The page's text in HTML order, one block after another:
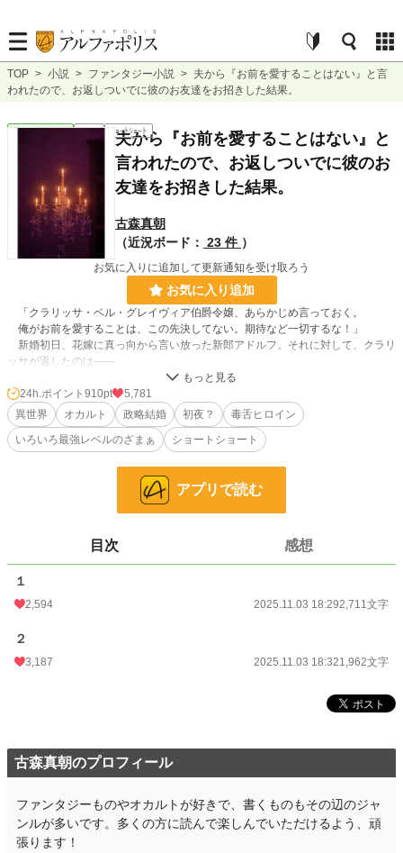
TOP > 小説 > ファンタジー小説 > 夫から『お前を愛することはない』と言
われたので、お返しついでに彼のお友達をお招きした結果。
ファンタジー 完結 ｼｮｰﾄｼｮｰﾄ
夫から『お前を愛することはない』と
言われたので、お返しついでに彼のお
友達をお招きした結果。
古森真朝
（近況ボード： 23 件 ）
お気に入りに追加して更新通知を受け取ろう
お気に入り追加
「クラリッサ・ベル・グレイヴィア伯爵令嬢、あらかじめ言っておく。
俺がお前を愛することは、この先決してない。期待など一切するな！」
新婚初日、花嫁に真っ向から言い放った新郎アドルフ。それに対して、クラリ
ッサが返したのは――
※ぬるいですがホラー要素があります。苦手な方はご注意ください。
小説 1,422 位 / 228,589 件
243 位 / 53,248 件
910 pt
文字数
更新日時
初回公開日時
初回完結日時
年間ポイント 1,748,002 pt (183 位)
24h.ポイント 910pt
5,781
異世界
オカルト 政略結婚 初夜？
毒舌ヒロイン
いろいろ最強レベルのざまぁ
ショートショート
アプリで読む
目次 感想
１
2,594 2025.11.03 18:292,711文字
２
3,187 2025.11.03 18:321,962文字
古森真朝のプロフィール
ファンタジーものやオカルトが好きで、書くものもその辺のジャ
ンルが多いです。多くの方に読んで楽しんでいただけるよう、頑
張ります！